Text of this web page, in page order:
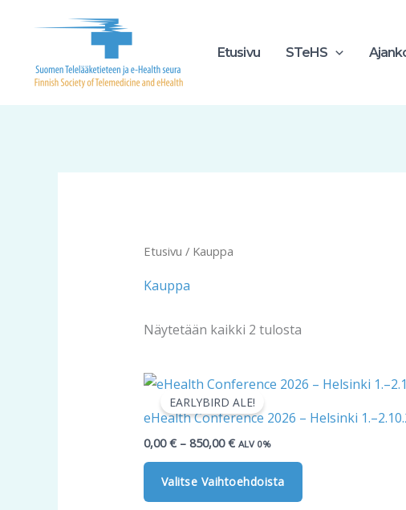
sisältöön
Etusivu STeHS
Etusivu / Kauppa
Kauppa
Näytetään kaikki 2 tulosta
EARLYBIRD ALE!
eHealth Conference 2026 – Helsinki
0,00€ – 850,00€
Hintaluokka:
0,00 €
-
850,00 €
ALV 0%
Valitse Vaihtoehdoista
Tällä
Voit